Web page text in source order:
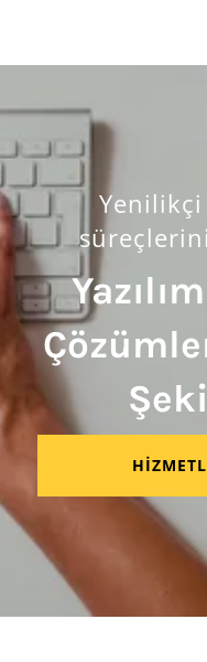
Yenilikçi